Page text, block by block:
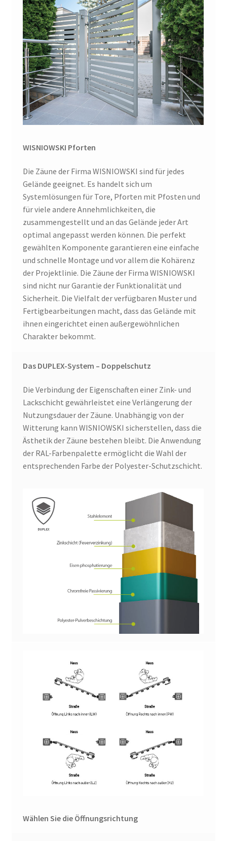
WISNIOWSKI Pforten
Die Zäune der Firma WISNIOWSKI sind für jedes
Gelände geeignet. Es handelt sich um
Systemlösungen für Tore, Pforten mit Pfosten und
für viele andere Annehmlichkeiten, die
zusammengestellt und an das Gelände jeder Art
optimal angepasst werden können. Die perfekt
gewählten Komponente garantieren eine einfache
und schnelle Montage und vor allem die Kohärenz
der Projektlinie. Die Zäune der Firma WISNIOWSKI
sind nicht nur Garantie der Funktionalität und
Sicherheit. Die Vielfalt der verfügbaren Muster und
Fertigbearbeitungen macht, dass das Gelände mit
ihnen eingerichtet einen außergewöhnlichen
Charakter bekommt.
Das DUPLEX-System – Doppelschutz
Die Verbindung der Eigenschaften einer Zink- und
Lackschicht gewährleistet eine Verlängerung der
Nutzungsdauer der Zäune. Unabhängig von der
Witterung kann WISNIOWSKI sicherstellen, dass die
Ästhetik der Zäune bestehen bleibt. Die Anwendung
der RAL-Farbenpalette ermöglicht die Wahl der
entsprechenden Farbe der Polyester-Schutzschicht.
Wählen Sie die Öffnungsrichtung